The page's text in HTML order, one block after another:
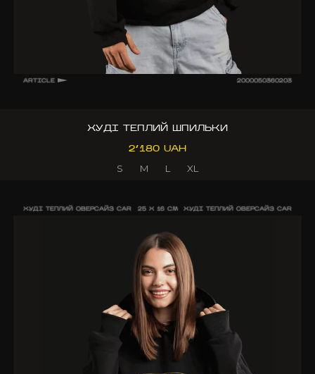
ARTICLE 2000050360203
ХУДІ ТЕПЛИЙ ШПИЛЬКИ
2’180 UAH
S
M L XL
ХУДІ ТЕПЛИЙ ОВЕРСАЙЗ CAR 25 X 16 CM ХУДІ ТЕПЛИЙ ОВЕРСАЙЗ CAR